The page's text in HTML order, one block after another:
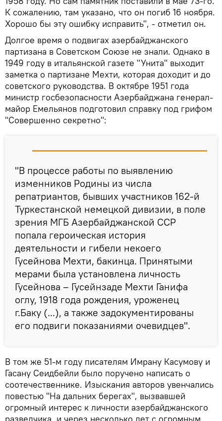
К сожалению, там указано, что он погиб 16 ноября.
Хорошо бы эту ошибку исправить", - отметил он.
Долгое время о подвигах азербайджанского
партизана в Советском Союзе не знали. Однако в
1949 году в итальянской газете "Унита" выходит
заметка о партизане Мехти, которая доходит и до
советского руководства. В октябре 1951 года
министр госбезопасности Азербайджана генерал-
майор Емельянов подготовил справку под грифом
"Совершенно секретно":
"В процессе работы по выявлению
изменников Родины из числа
репатриантов, бывших участников 162-й
Туркестанской немецкой дивизии, в поле
зрения МГБ Азербайджанской ССР
попала героическая история
деятельности и гибели некоего
Гусейнова Мехти, бакинца. Принятыми
мерами была установлена личность
Гусейнова – Гусейнзаде Мехти Ганифа
оглу, 1918 года рождения, уроженец
г.Баку (...), а также задокументированы
его подвиги показаниями очевидцев".
В том же 51-м году писателям Имрану Касумову и
Гасану Сеидбейли было поручено написать о
соотечественнике. Изыскания авторов увенчались
повестью "На дальних берегах", вызвавшей
огромный интерес к личности азербайджанского